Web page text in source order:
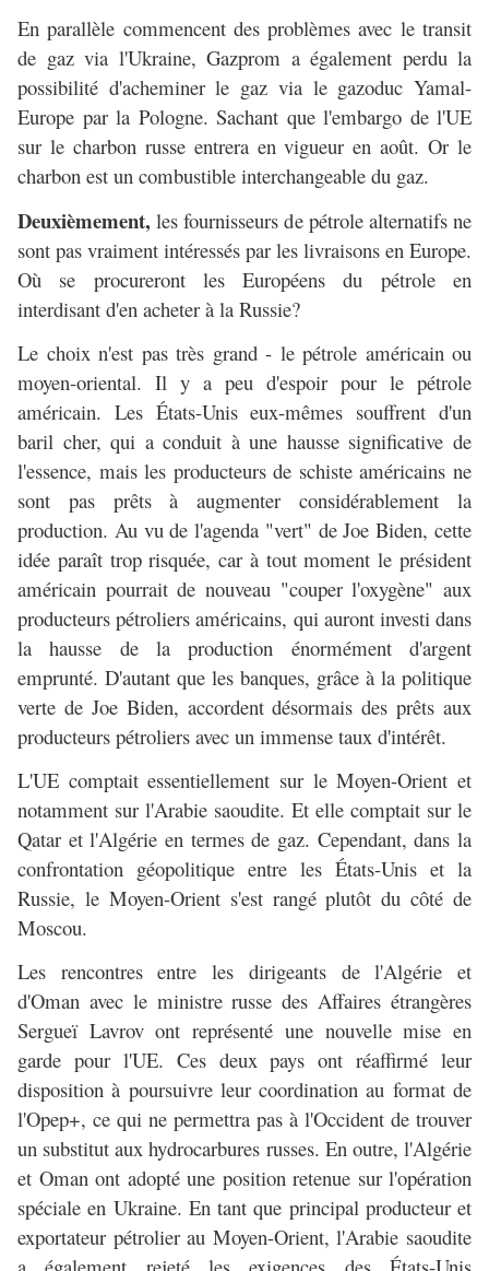
En parallèle commencent des problèmes avec le transit
de gaz via l'Ukraine, Gazprom a également perdu la
possibilité d'acheminer le gaz via le gazoduc Yamal-
Europe par la Pologne. Sachant que l'embargo de l'UE
sur le charbon russe entrera en vigueur en août. Or le
charbon est un combustible interchangeable du gaz.
Deuxièmement, les fournisseurs de pétrole alternatifs ne
sont pas vraiment intéressés par les livraisons en Europe.
Où se procureront les Européens du pétrole en
interdisant d'en acheter à la Russie?
Le choix n'est pas très grand - le pétrole américain ou
moyen-oriental. Il y a peu d'espoir pour le pétrole
américain. Les États-Unis eux-mêmes souffrent d'un
baril cher, qui a conduit à une hausse significative de
l'essence, mais les producteurs de schiste américains ne
sont pas prêts à augmenter considérablement la
production. Au vu de l'agenda "vert" de Joe Biden, cette
idée paraît trop risquée, car à tout moment le président
américain pourrait de nouveau "couper l'oxygène" aux
producteurs pétroliers américains, qui auront investi dans
la hausse de la production énormément d'argent
emprunté. D'autant que les banques, grâce à la politique
verte de Joe Biden, accordent désormais des prêts aux
producteurs pétroliers avec un immense taux d'intérêt.
L'UE comptait essentiellement sur le Moyen-Orient et
notamment sur l'Arabie saoudite. Et elle comptait sur le
Qatar et l'Algérie en termes de gaz. Cependant, dans la
confrontation géopolitique entre les États-Unis et la
Russie, le Moyen-Orient s'est rangé plutôt du côté de
Moscou.
Les rencontres entre les dirigeants de l'Algérie et
d'Oman avec le ministre russe des Affaires étrangères
Sergueï Lavrov ont représenté une nouvelle mise en
garde pour l'UE. Ces deux pays ont réaffirmé leur
disposition à poursuivre leur coordination au format de
l'Opep+, ce qui ne permettra pas à l'Occident de trouver
un substitut aux hydrocarbures russes. En outre, l'Algérie
et Oman ont adopté une position retenue sur l'opération
spéciale en Ukraine. En tant que principal producteur et
exportateur pétrolier au Moyen-Orient, l'Arabie saoudite